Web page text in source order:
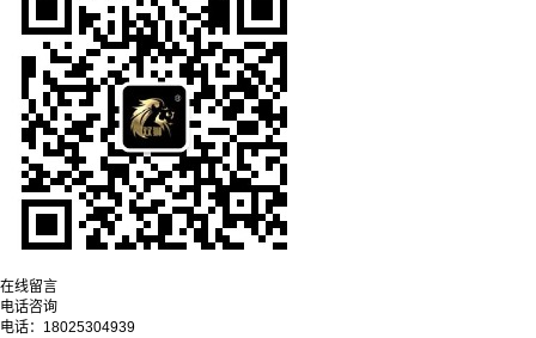
在线留言
电话咨询
电话： 18025304939